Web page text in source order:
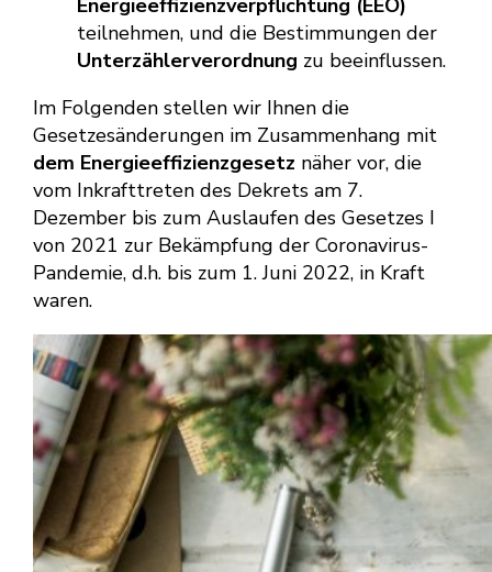
Energieeffizienzverpflichtung (EEO)
teilnehmen, und die Bestimmungen der
Unterzählerverordnung zu beeinflussen.
Im Folgenden stellen wir Ihnen die
Gesetzesänderungen im Zusammenhang mit
dem Energieeffizienzgesetz näher vor, die
vom Inkrafttreten des Dekrets am 7.
Dezember bis zum Auslaufen des Gesetzes I
von 2021 zur Bekämpfung der Coronavirus-
Pandemie, d.h. bis zum 1. Juni 2022, in Kraft
waren.